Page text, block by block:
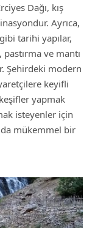
Dağı, kış
Ayrıca,
tarihi yapılar,
pastırma ve mantı
Şehirdeki modern
keyifli
yapmak
isteyenler için
mükemmel bir